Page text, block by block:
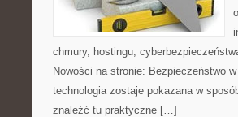
chmury, hostingu,
Nowości na stronie: Bezpieczeństwo
technologia zostaje pokazana w
znaleźć tu praktyczne […]